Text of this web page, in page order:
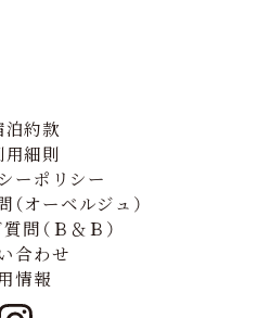
泊約款
用細則
ーポリシー
オーベルジュ）
問（Ｂ＆Ｂ）
合わせ
情報